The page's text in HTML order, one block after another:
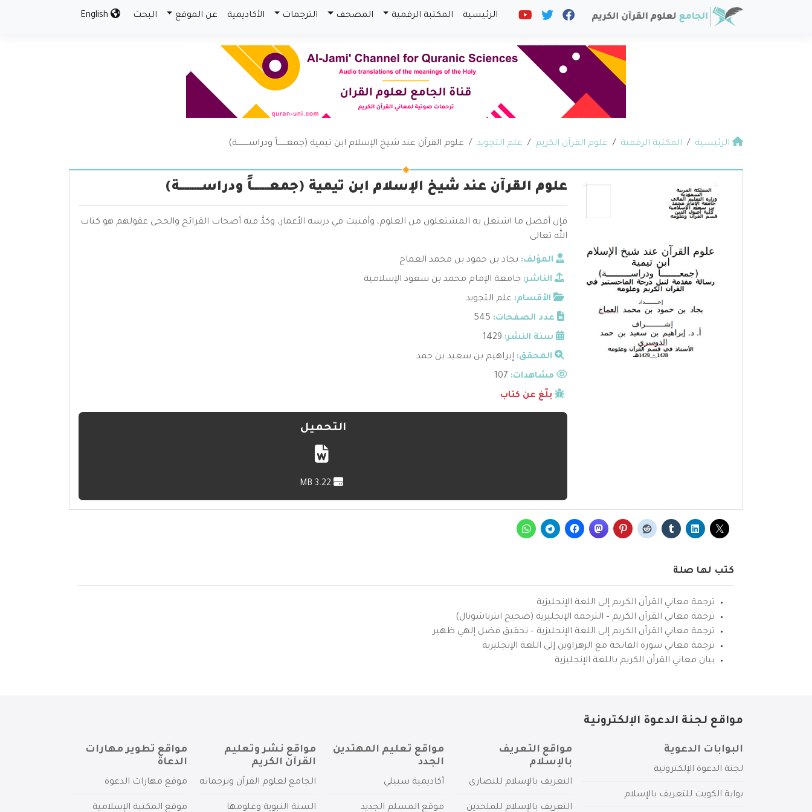
الرئيسية المكتبة الرقمية المصحف الترجمات الأكاديمية عن الموقع البحث
الرئيسية المكتبة الرقمية علوم القرآن الكريم علم التجويد علوم القرآن عند شيخ الإسلام ابن تيمية (جمعـــــــاً ودراســـــــــة)
علوم القرآن عند شيخ الإسلام ابن تيمية (جمعـــــــاً ودراســـــــــة)
فإن أفضل ما اشتغل به المشتغلون من العلوم، وأفنيت في درسه الأعمار، وكدَّ فيه أصحاب القرائح والحجى عقولهم هو كتاب
الله تعالى
المؤلف: بجاد بن حمود بن محمد العماج
الناشر: جامعة الإمام محمد بن سعود الإسلامية
الأقسام: علم التجويد
عدد الصفحات: 545
سنة النشر: 1429
المحقق: إبراهيم بن سعيد بن حمد
مشاهدات:
بلّغ عن كتاب
التحميل
كتب لها صلة
ترجمة معاني القرآن الكريم إلى اللغة الإنجليزية
ترجمة معاني القرآن الكريم – الترجمة الإنجليزية (صحيح انترناشونال)
ترجمة معاني القرآن الكريم إلى اللغة الإنجليزية – تحقيق فضل إلهي ظهير
ترجمة معاني سورة الفاتحة مع الزهراوين إلى اللغة الإنجليزية
بيان معاني القرآن الكريم باللغة الإنجليزية
مواقع لجنة الدعوة الإلكترونية
البوابات الدعوية
لجنة الدعوة الإلكترونية
بوابة الكويت للتعريف بالإسلام
مواقع التعريف
بالإسلام
التعريف بالإسلام للنصارى
التعريف بالإسلام للملحدين
مواقع تعليم المهتدين
الجدد
أكاديمية سبيلي
موقع المسلم الجديد
مواقع نشر وتعليم
القرآن الكريم
الجامع لعلوم القرآن وترجماته
السنة النبوية وعلومها
مواقع تطوير مهارات
الدعاة
موقع مهارات الدعوة
موقع المكتبة الإسلامية